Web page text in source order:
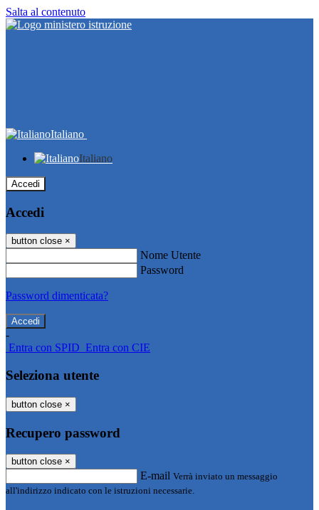
Salta al contenuto
Italiano
Italiano
Accedi
Accedi
button close ×
Nome Utente
Password
Password dimenticata?
-
Entra con SPID Entra con CIE
Seleziona utente
button close ×
Recupero password
button close ×
E-mail Verrà inviato un messaggio
all'indirizzo indicato con le istruzioni necessarie.